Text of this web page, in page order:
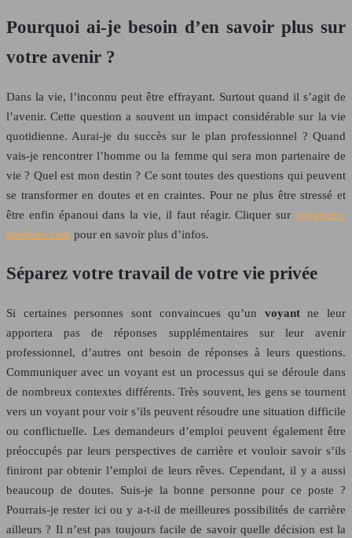
Pourquoi ai-je besoin d’en savoir plus sur
votre avenir ?
Dans la vie, l’inconnu peut être effrayant. Surtout quand il s’agit de
l’avenir. Cette question a souvent un impact considérable sur la vie
quotidienne. Aurai-je du succès sur le plan professionnel ? Quand
vais-je rencontrer l’homme ou la femme qui sera mon partenaire de
vie ? Quel est mon destin ? Ce sont toutes des questions qui peuvent
se transformer en doutes et en craintes. Pour ne plus être stressé et
être enfin épanoui dans la vie, il faut réagir. Cliquer sur voyances-
medium.com pour en savoir plus d’infos.
Séparez votre travail de votre vie privée
Si certaines personnes sont convaincues qu’un voyantne leur
apportera pas de réponses supplémentaires sur leur avenir
professionnel, d’autres ont besoin de réponses à leurs questions.
Communiquer avec un voyant est un processus qui se déroule dans
de nombreux contextes différents. Très souvent, les gens se tournent
vers un voyant pour voir s’ils peuvent résoudre une situation difficile
ou conflictuelle. Les demandeurs d’emploi peuvent également être
préoccupés par leurs perspectives de carrière et vouloir savoir s’ils
finiront par obtenir l’emploi de leurs rêves. Cependant, il y a aussi
beaucoup de doutes. Suis-je la bonne personne pour ce poste ?
Pourrais-je rester ici ou y a-t-il de meilleures possibilités de carrière
ailleurs ? Il n’est pas toujours facile de savoir quelle décision est la